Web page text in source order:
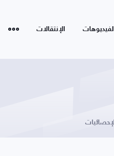
الفيديوهات الإنتقالات
الإحصائيات